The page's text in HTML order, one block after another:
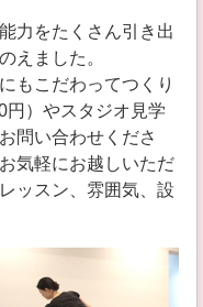
力をたくさん引き出
えました。
もこだわってつくり
円）やスタジオ見学
問い合わせくださ
気軽にお越しいただ
ッスン、雰囲気、設